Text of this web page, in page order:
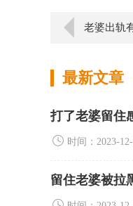
最新文章
打了老婆留住
时间：2023-
留住老婆被拉